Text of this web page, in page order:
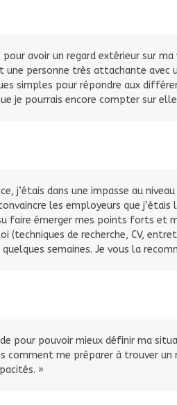
pour avoir un regard extérieur sur
une personne très attachante
simples pour répondre aux
je pourrais encore compter sur
j’étais dans une impasse au
les employeurs que
faire émerger mes points forts
(techniques de recherche, CV,
semaines. Je vous la
pour pouvoir mieux définir ma
me préparer à trouver un
»